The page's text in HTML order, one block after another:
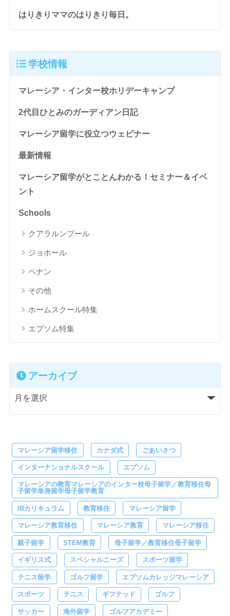
はりきりママのはりきり毎日。
学校情報
マレーシア・インター校ホリデーキャンプ
2代目ひとみのガーディアン日記
マレーシア留学に役立つウェビナー
最新情報
マレーシア留学がとことんわかる！セミナー＆イベ
ント
Schools
クアラルンプール
ジョホール
ペナン
その他
ホームスクール特集
エプソム特集
アーカイブ
マレーシア留学移住 カナダ式 ごあいさつ
インターナショナルスクール エプソム
マレーシアの教育マレーシアのインター校母子留学／教育移住母
子留学単身留学母子留学教育
IBカリキュラム 教育移住 マレーシア留学
マレーシア教育移住 マレーシア教育 マレーシア移住
親子留学 STEM教育 母子留学／教育移住母子留学
イギリス式 スペシャルニーズ スポーツ留学
テニス留学 ゴルフ留学 エプソムカレッジマレーシア
スポーツ テニス ギフテッド ゴルフ
サッカー 海外留学 ゴルフアカデミー